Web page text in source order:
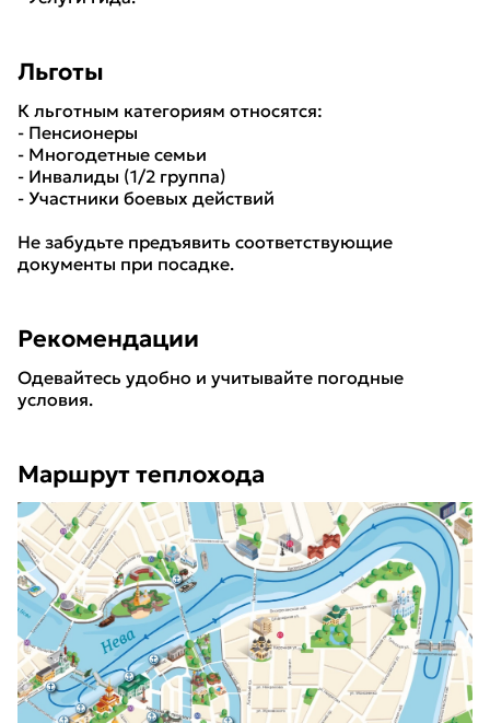
Льготы
К льготным категориям относятся:
- Пенсионеры
- Многодетные семьи
- Инвалиды (1/2 группа)
- Участники боевых действий
Не забудьте предъявить соответствующие
документы при посадке.
Рекомендации
Одевайтесь удобно и учитывайте погодные
условия.
Маршрут теплохода